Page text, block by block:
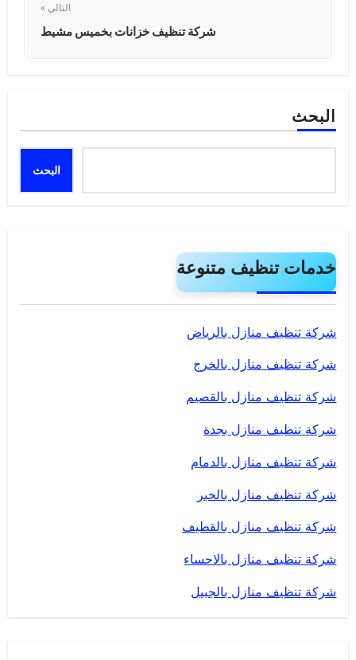
التالي »
شركة تنظيف خزانات بخميس مشيط
البحث
البحث
خدمات تنظيف متنوعة
شركة تنظيف منازل بالرياض
شركة تنظيف منازل بالخرج
شركة تنظيف منازل بالقصيم
شركة تنظيف منازل بجدة
شركة تنظيف منازل بالدمام
شركة تنظيف منازل بالخبر
شركة تنظيف منازل بالقطيف
شركة تنظيف منازل بالاحساء
شركة تنظيف منازل بالجبيل